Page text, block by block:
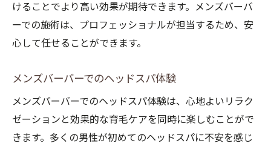
けることでより高い効果が期待できます。メンズバーバ
ーでの施術は、プロフェッショナルが担当するため、安
心して任せることができます。
メンズバーバーでのヘッドスパ体験
メンズバーバーでのヘッドスパ体験は、心地よいリラク
ゼーションと効果的な育毛ケアを同時に楽しむことがで
きます。多くの男性が初めてのヘッドスパに不安を感じ